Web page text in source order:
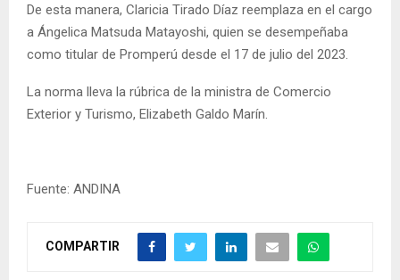
De esta manera, Claricia Tirado Díaz reemplaza en el cargo
a Ángelica Matsuda Matayoshi, quien se desempeñaba
como titular de Promperú desde el 17 de julio del 2023.
La norma lleva la rúbrica de la ministra de Comercio
Exterior y Turismo, Elizabeth Galdo Marín.
Fuente: ANDINA
COMPARTIR